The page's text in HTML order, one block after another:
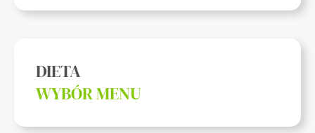
DIETA
WYBÓR MENU